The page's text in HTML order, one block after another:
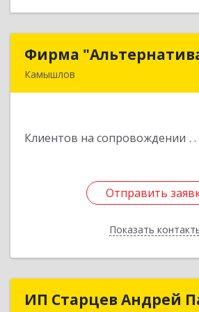
Фирма
Камышлов
Клиентов на сопровождении
Отправить
Показать
Фирма
Отправить
Назад
ИП Старцев Андрей
ИП Старцев